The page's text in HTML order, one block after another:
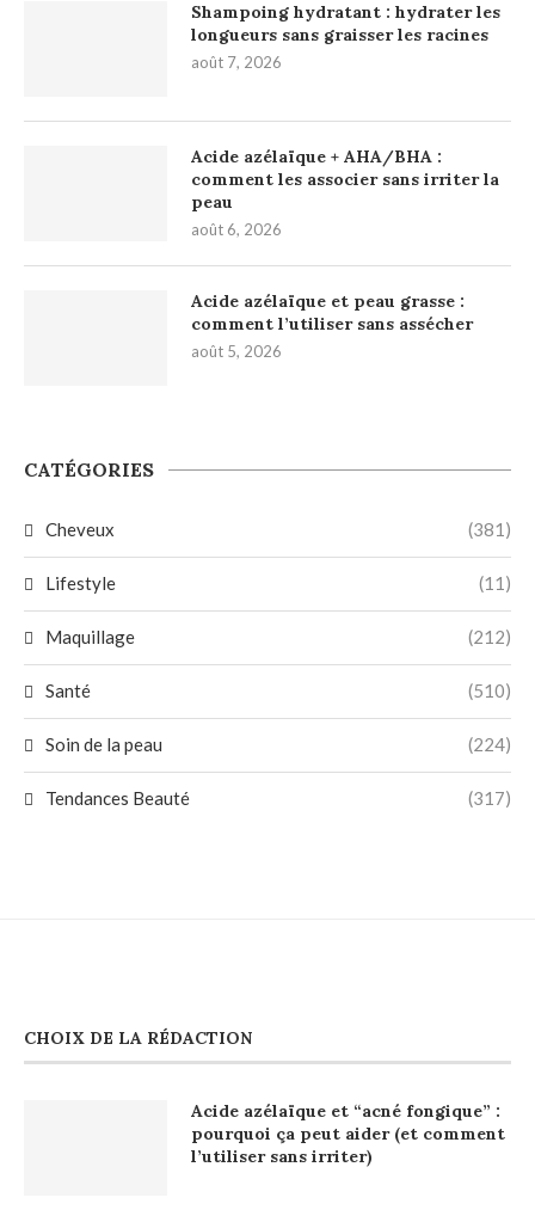
Shampoing hydratant : hydrater les
longueurs sans graisser les racines
août 7, 2026
Acide azélaïque + AHA/BHA :
comment les associer sans irriter la
peau
août 6, 2026
Acide azélaïque et peau grasse :
comment l’utiliser sans assécher
août 5, 2026
CATÉGORIES
Cheveux (381)
Lifestyle (11)
Maquillage (212)
Santé (510)
Soin de la peau (224)
Tendances Beauté (317)
CHOIX DE LA RÉDACTION
Acide azélaïque et “acné fongique” :
pourquoi ça peut aider (et comment
l’utiliser sans irriter)